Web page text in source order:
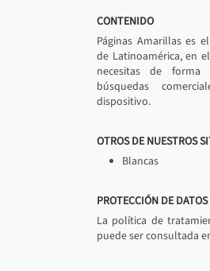
CONTENIDO
Páginas Amarillas es
de Latinoamérica, en
necesitas de
búsquedas
dispositivo.
OTROS DE NUESTROS
Blancas
PROTECCIÓN DE
La política de
puede ser consultada